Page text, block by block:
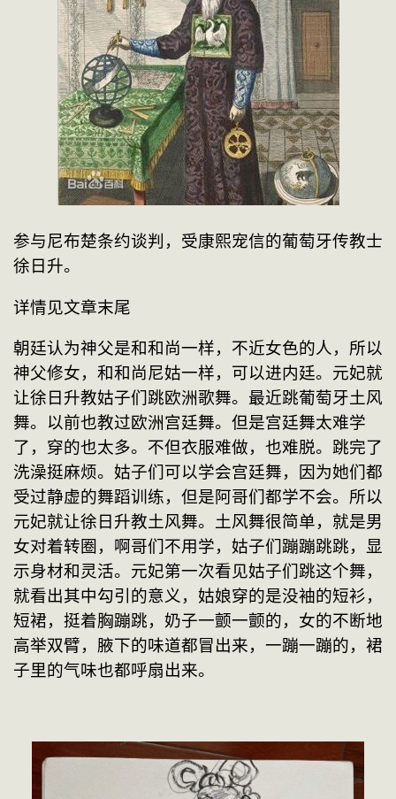
参与尼布楚条约谈判，受康熙宠信的葡萄牙传教士
徐日升。
详情见文章末尾
朝廷认为神父是和和尚一样，不近女色的人，所以
神父修女，和和尚尼姑一样，可以进内廷。元妃就
让徐日升教姑子们跳欧洲歌舞。最近跳葡萄牙土风
舞。以前也教过欧洲宫廷舞。但是宫廷舞太难学
了，穿的也太多。不但衣服难做，也难脱。跳完了
洗澡挺麻烦。姑子们可以学会宫廷舞，因为她们都
受过静虚的舞蹈训练，但是阿哥们都学不会。所以
元妃就让徐日升教土风舞。土风舞很简单，就是男
女对着转圈，啊哥们不用学，姑子们蹦蹦跳跳，显
示身材和灵活。元妃第一次看见姑子们跳这个舞，
就看出其中勾引的意义，姑娘穿的是没袖的短衫，
短裙，挺着胸蹦跳，奶子一颤一颤的，女的不断地
高举双臂，腋下的味道都冒出来，一蹦一蹦的，裙
子里的气味也都呼扇出来。